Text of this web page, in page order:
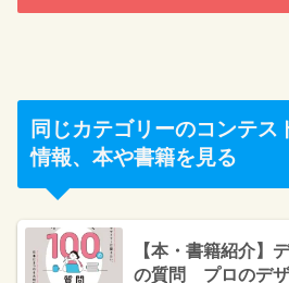
同じカテゴリーのコンテス
情報、本や書籍を見る
【本・書籍紹介】
の質問 プロのデザ